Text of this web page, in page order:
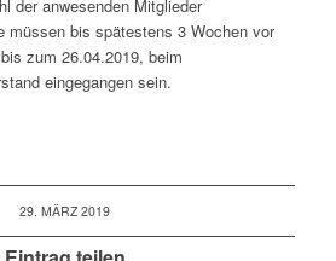
der anwesenden Mitglieder
müssen bis spätestens 3 Wochen vor
zum 26.04.2019, beim
eingegangen sein.
29. MÄRZ 2019